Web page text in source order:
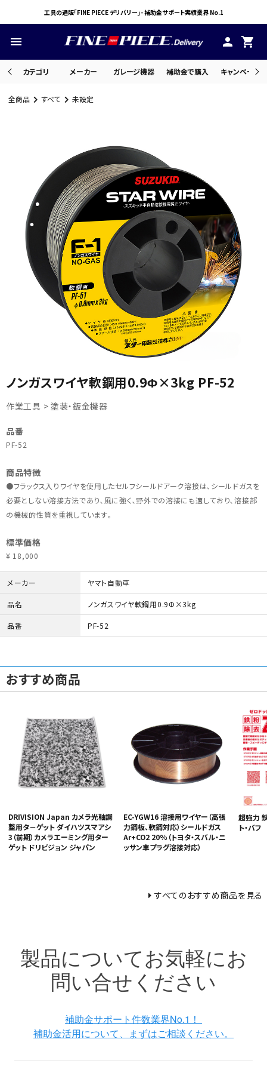
工具の通販「FINE PIECE デリバリー」- 補助金サポート実績業界 No.1
menu person shopping_cart
カテゴリ メーカー ガレージ機器 補助金で購入 キャンペーン
ACCOUNT MENU
ようこそ ゲスト 様
ログイン person 会員登録
メーカーから選ぶ
ガレージ機器
全商品 すべて 未設定
ノンガスワイヤ軟鋼用0.9Φ×3kg PF-52
作業工具 > 塗装・鈑金機器
品番
PF-52
商品特徴
●フラックス入りワイヤを使用したセルフシールドアーク溶接は､シールドガスを
必要としない溶接方法であり､風に強く､野外での溶接にも適しており､溶接部
の機械的性質を重視しています｡
標準価格
¥ 18,000
メーカー ヤマト自動車
品名 ノンガスワイヤ軟鋼用0.9Φ×3kg
品番 PF-52
おすすめ商品
DRIVISION Japan カメラ光軸調
整用タ－ゲット ダイハツスマアシ
3（前期）カメラエーミング用ター
ゲット ドリビジョン ジャパン
EC-YGW16 溶接用ワイヤー（高張
力鋼板、軟鋼対応）シールドガス
Ar+CO2 20%（トヨタ・スバル・ニ
ッサン車プラグ溶接対応）
超強力
ト・バフ
すべてのおすすめ商品を見る